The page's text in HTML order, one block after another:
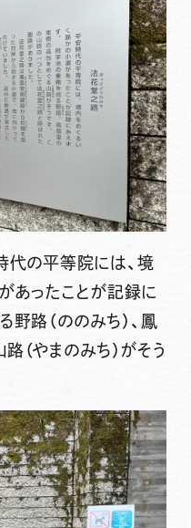
代の平等院には、境
あったことが記録に
路（ののみち）、鳳
（やまのみち）がそう